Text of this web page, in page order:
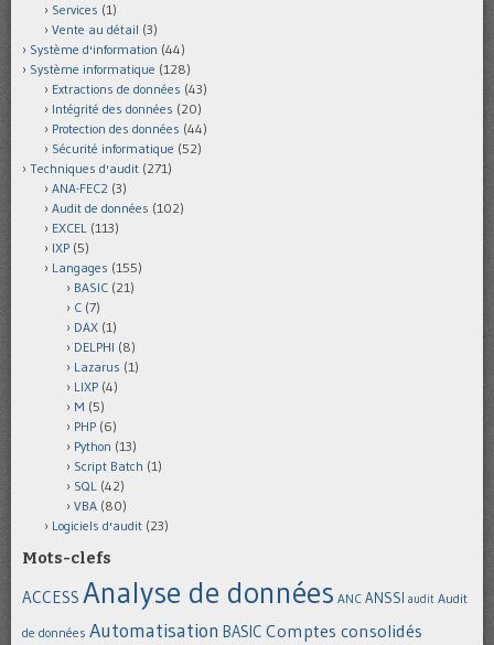
Services (1)
Vente au détail (3)
Système d'information (44)
Système informatique (128)
Extractions de données (43)
Intégrité des données (20)
Protection des données (44)
Sécurité informatique (52)
Techniques d'audit (271)
ANA-FEC2 (3)
Audit de données (102)
EXCEL (113)
IXP (5)
Langages (155)
BASIC (21)
C (7)
DAX (1)
DELPHI (8)
Lazarus (1)
LIXP (4)
M (5)
PHP (6)
Python (13)
Script Batch (1)
SQL (42)
VBA (80)
Logiciels d'audit (23)
Mots-clefs
ACCESS Analyse de données ANC ANSSI audit Audit
de données Automatisation BASIC Comptes consolidés